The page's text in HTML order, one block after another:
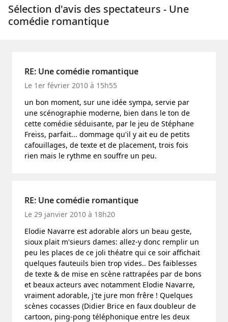
Sélection d'avis des spectateurs - Une
comédie romantique
RE: Une comédie romantique
Le 1er février 2010 à 15h55
un bon moment, sur une idée sympa, servie par
une scénographie moderne, bien dans le ton de
cette comédie séduisante, par le jeu de Stéphane
Freiss, parfait... dommage qu'il y ait eu de petits
cafouillages, de texte et de placement, trois fois
rien mais le rythme en souffre un peu.
RE: Une comédie romantique
Le 29 janvier 2010 à 18h20
Elodie Navarre est adorable alors un beau geste,
sioux plait m'sieurs dames: allez-y donc remplir un
peu les places de ce joli théatre qui ce soir affichait
quelques fauteuils bien trop vides.. Des faiblesses
de texte & de mise en scène rattrapées par de bons
et beaux acteurs avec notamment Elodie Navarre,
vraiment adorable, j'te jure mon frêre ! Quelques
scènes cocasses (Didier Brice en faux doubleur de
cartoon, ping-pong téléphonique entre les deux